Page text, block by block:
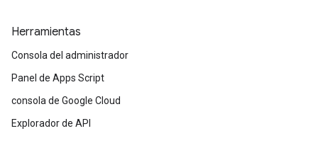
Herramientas
Consola del administrador
Panel de Apps Script
consola de Google Cloud
Explorador de API